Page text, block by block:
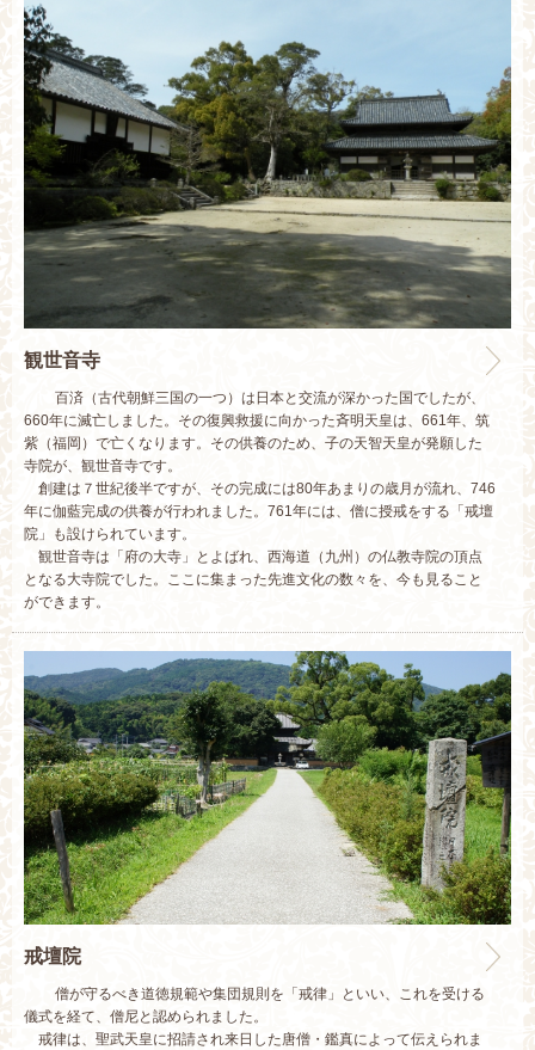
観世音寺
百済（古代朝鮮三国の一つ）は日本と交流が深かった国でしたが、
660年に滅亡しました。その復興救援に向かった斉明天皇は、661年、筑
紫（福岡）で亡くなります。その供養のため、子の天智天皇が発願した
寺院が、観世音寺です。
創建は７世紀後半ですが、その完成には80年あまりの歳月が流れ、746
年に伽藍完成の供養が行われました。761年には、僧に授戒をする「戒壇
院」も設けられています。
観世音寺は「府の大寺」とよばれ、西海道（九州）の仏教寺院の頂点
となる大寺院でした。ここに集まった先進文化の数々を、今も見ること
ができます。
戒壇院
僧が守るべき道徳規範や集団規則を「戒律」といい、これを受ける
儀式を経て、僧尼と認められました。
戒律は、聖武天皇に招請され来日した唐僧・鑑真によって伝えられま